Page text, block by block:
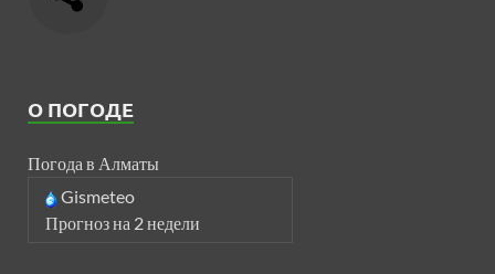
О ПОГОДЕ
Погода в Алматы
Gismeteo
Прогноз на 2 недели